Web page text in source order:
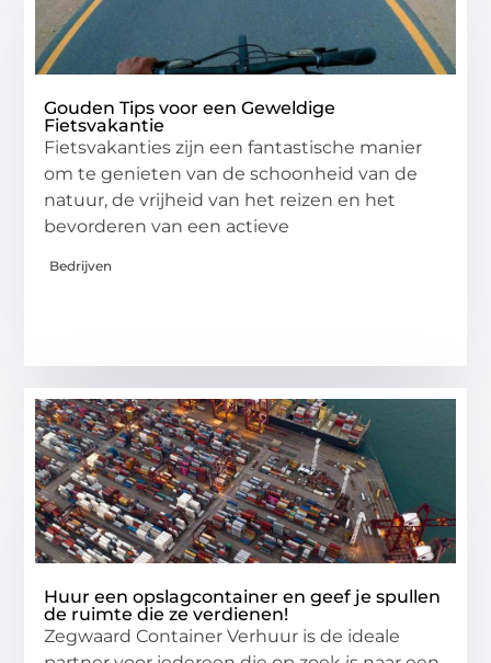
Gouden Tips voor een Geweldige
Fietsvakantie
Fietsvakanties zijn een fantastische manier
om te genieten van de schoonheid van de
natuur, de vrijheid van het reizen en het
bevorderen van een actieve
Bedrijven
Huur een opslagcontainer en geef je spullen
de ruimte die ze verdienen!
Zegwaard Container Verhuur is de ideale